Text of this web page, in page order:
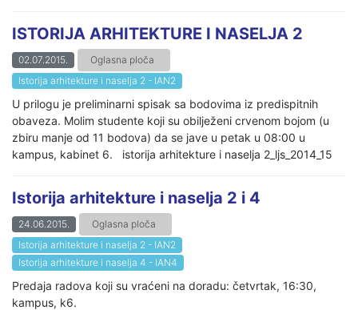
ISTORIJA ARHITEKTURE I NASELJA 2
02.07.2015.
Oglasna ploča
Istorija arhitekture i naselja 2 - IAN2
U prilogu je preliminarni spisak sa bodovima iz predispitnih
obaveza. Molim studente koji su obilježeni crvenom bojom (u
zbiru manje od 11 bodova) da se jave u petak u 08:00 u
kampus, kabinet 6. istorija arhitekture i naselja 2_ljs_2014_15
Istorija arhitekture i naselja 2 i 4
24.06.2015.
Oglasna ploča
Istorija arhitekture i naselja 2 - IAN2
Istorija arhitekture i naselja 4 - IAN4
Predaja radova koji su vraćeni na doradu: četvrtak, 16:30,
kampus, k6.